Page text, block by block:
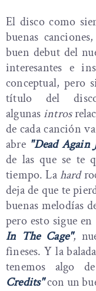
El disco como
buenas
buen debut del
interesantes e
conceptual, pero
título del
algunasintros
de cada canción
abre "Dead Again
de las que se te
tiempo. Lahard
deja de que te
buenas melodías
pero esto sigue
In The Cage",
fineses. Y la
tenemos algo
Credits"con un